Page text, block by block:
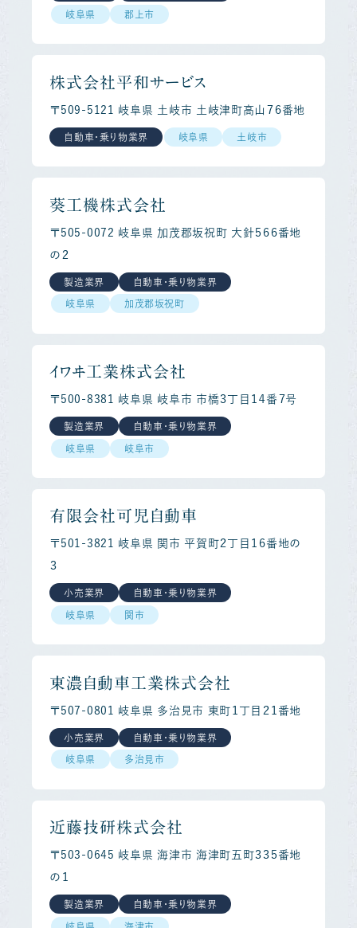
岐阜県 郡上市
株式会社平和サービス
〒509-5121 岐阜県 土岐市 土岐津町高山７６番地
自動車・乗り物業界 岐阜県 土岐市
葵工機株式会社
〒505-0072 岐阜県 加茂郡坂祝町 大針５６６番地
の２
製造業界 自動車・乗り物業界
岐阜県 加茂郡坂祝町
イワヰ工業株式会社
〒500-8381 岐阜県 岐阜市 市橋３丁目１４番７号
製造業界 自動車・乗り物業界
岐阜県 岐阜市
有限会社可児自動車
〒501-3821 岐阜県 関市 平賀町２丁目１６番地の
３
小売業界 自動車・乗り物業界
岐阜県 関市
東濃自動車工業株式会社
〒507-0801 岐阜県 多治見市 東町１丁目２１番地
小売業界 自動車・乗り物業界
岐阜県 多治見市
近藤技研株式会社
〒503-0645 岐阜県 海津市 海津町五町３３５番地
の１
製造業界 自動車・乗り物業界